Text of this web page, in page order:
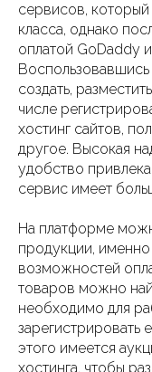
сервисов, который
класса, однако
оплатой GoDaddy
создать,
числе
хостинг сайтов,
другое. Высокая
удобство
сервис имеет
На платформе
продукции,
возможностей
товаров можно
необходимо для
зарегистрировать
этого имеется
хостинга, чтобы